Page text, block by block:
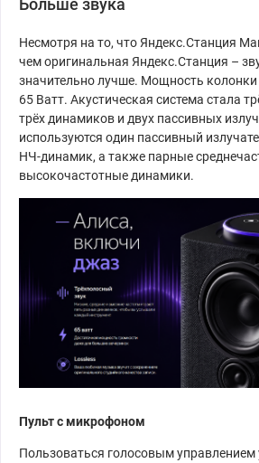
Больше звука
Несмотря на то, что Яндекс.Станция
чем оригинальная Яндекс.Станция –
значительно лучше. Мощность колонки
65 Ватт. Акустическая система стала
трёх динамиков и двух пассивных
используются один пассивный
НЧ-динамик, а также парные
высокочастотные динамики.
Пульт с микрофоном
Пользоваться голосовым управлением